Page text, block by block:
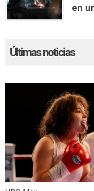
en
Últimas noticias